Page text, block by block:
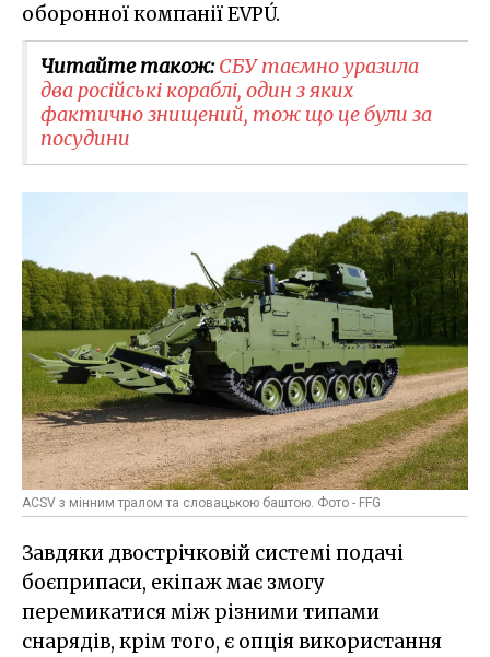
оборонної компанії EVPÚ.
Читайте також:СБУ таємно уразила
два російські кораблі, один з яких
фактично знищений, тож що це були за
посудини
ACSV з мінним тралом та словацькою баштою. Фото - FFG
Завдяки двострічковій системі подачі
боєприпаси, екіпаж має змогу
перемикатися між різними типами
снарядів, крім того, є опція використання